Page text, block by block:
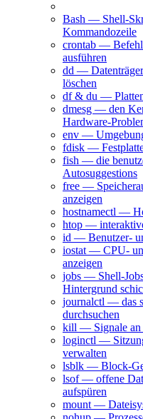
Bash — Shell-
Kommandozeile
crontab —
ausführen
dd —
löschen
df & du —
dmesg — den
Hardware-
env —
fdisk —
fish — die
Autosuggestions
free —
anzeigen
hostnamectl —
htop —
id — Benutzer-
iostat — CPU-
anzeigen
jobs — Shell-
Hintergrund
journalctl — das
durchsuchen
kill — Signale an
loginctl —
verwalten
lsblk — Block-
lsof — offene
aufspüren
mount —